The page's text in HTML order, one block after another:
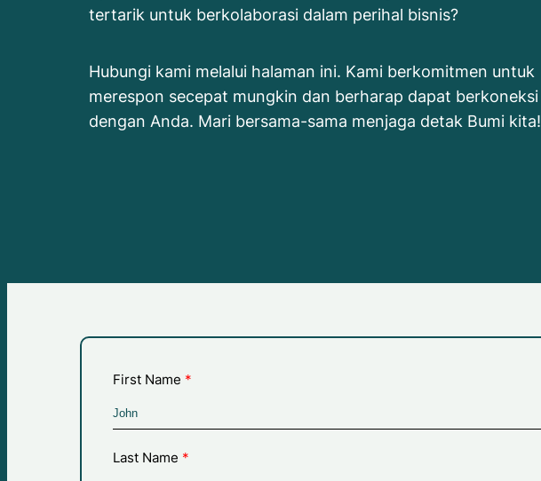
tertarik untuk berkolaborasi dalam perihal bisnis?
Hubungi kami melalui halaman ini. Kami berkomitmen untuk
merespon secepat mungkin dan berharap dapat berkoneksi
dengan Anda. Mari bersama-sama menjaga detak Bumi kita!
First Name
Last Name